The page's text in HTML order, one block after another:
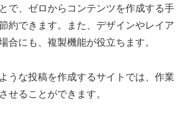
で、ゼロからコンテンツを作成する手
約できます。また、デザインやレイア
合にも、複製機能が役立ちます。
うな投稿を作成するサイトでは、作業
せることができます。